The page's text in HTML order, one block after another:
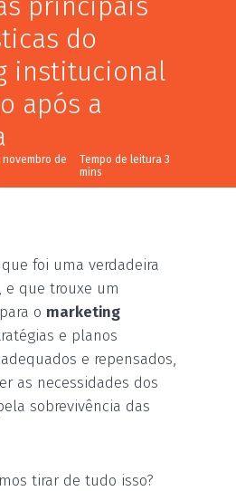
do
institucional
após a
novembro de
foi uma verdadeira
e que trouxe um
o marketing
e planos
e repensados,
as necessidades dos
sobrevivência das
tirar de tudo isso?